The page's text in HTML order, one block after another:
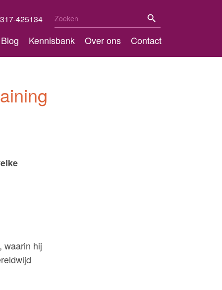
425134 Zoek
naar:
Blog Kennisbank Over ons Contact
waarin hij